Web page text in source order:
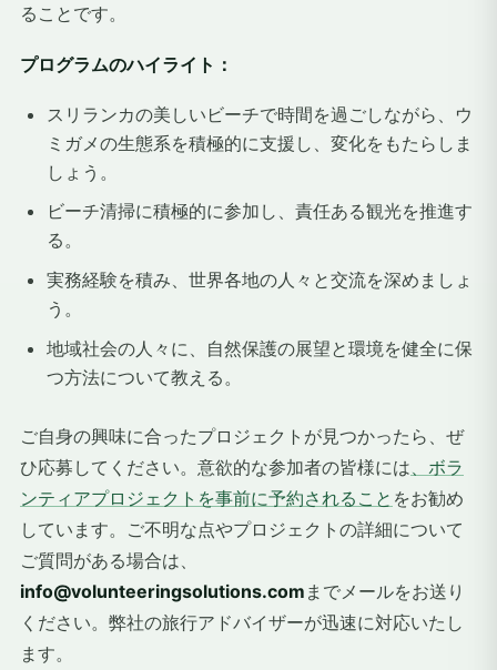
ることです。
プログラムのハイライト：
スリランカの美しいビーチで時間を過ごしながら、ウ
ミガメの生態系を積極的に支援し、変化をもたらしま
しょう。
ビーチ清掃に積極的に参加し、責任ある観光を推進す
る。
実務経験を積み、世界各地の人々と交流を深めましょ
う。
地域社会の人々に、自然保護の展望と環境を健全に保
つ方法について教える。
ご自身の興味に合ったプロジェクトが見つかったら、ぜ
ひ応募してください。意欲的な参加者の皆様には 、ボラ
ンティアプロジェクトを事前に予約されること をお勧め
しています。ご不明な点やプロジェクトの詳細について
ご質問がある場合は、
info@volunteeringsolutions.com までメールをお送り
ください。弊社の旅行アドバイザーが迅速に対応いたし
ます。